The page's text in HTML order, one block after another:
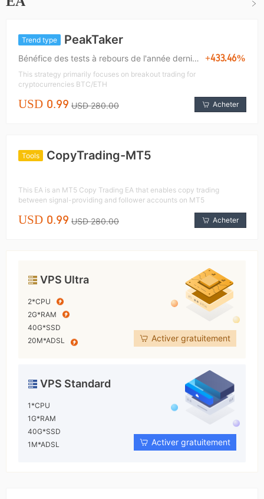
Trend type PeakTaker
Bénéfice des tests à rebours de l'année dernière +433.46%
This strategy primarily focuses on breakout trading for
cryptocurrencies BTC/ETH
USD 0.99 USD 280.00 Acheter
Tools CopyTrading-MT5
This EA is an MT5 Copy Trading EA that enables copy trading
between signal-providing and follower accounts on MT5
USD 0.99 USD 280.00 Acheter
VPS Ultra
2*CPU
2G*RAM
40G*SSD
20M*ADSL
Activer gratuitement
VPS Standard
1*CPU
1G*RAM
40G*SSD
1M*ADSL
Activer gratuitement